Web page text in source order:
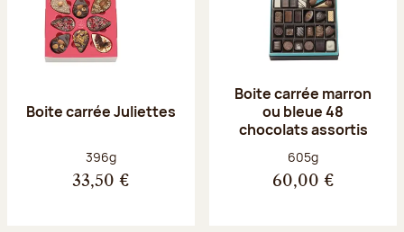
Boite carrée Juliettes
Poids net :
396g
33,50 €
Boite carrée marron
ou bleue 48
chocolats assortis
Poids net :
605g
60,00 €